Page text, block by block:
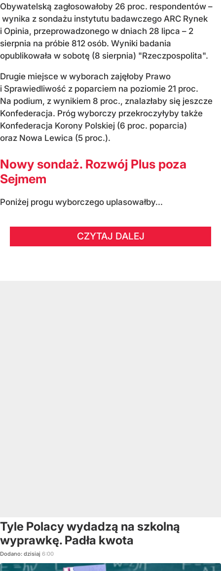
Obywatelską zagłosowałoby 26 proc. respondentów –
wynika z sondażu instytutu badawczego ARC Rynek
i Opinia, przeprowadzonego w dniach 28 lipca – 2
sierpnia na próbie 812 osób. Wyniki badania
opublikowała w sobotę (8 sierpnia) "Rzeczpospolita".
Drugie miejsce w wyborach zajęłoby Prawo
i Sprawiedliwość z poparciem na poziomie 21 proc.
Na podium, z wynikiem 8 proc., znalazłaby się jeszcze
Konfederacja. Próg wyborczy przekroczyłyby także
Konfederacja Korony Polskiej (6 proc. poparcia)
oraz Nowa Lewica (5 proc.).
Nowy sondaż. Rozwój Plus poza
Sejmem
Poniżej progu wyborczego uplasowałby...
CZYTAJ DALEJ
Tyle Polacy wydadzą na szkolną
wyprawkę. Padła kwota
Dodano: dzisiaj 6:00